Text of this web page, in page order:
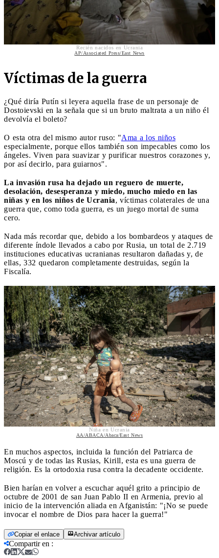
Recién nacidos en Ucrania
AP/Associated Press/East News
Víctimas de la guerra
¿Qué diría Putín si leyera aquella frase de un personaje de
Dostoievski en la señala que si un bruto maltrata a un niño él
devolvía el boleto?
O esta otra del mismo autor ruso: "Ama a los niños
especialmente, porque ellos también son impecables como los
ángeles. Viven para suavizar y purificar nuestros corazones y,
por así decirlo, para guiarnos".
La invasión rusa ha dejado un reguero de muerte,
desolación, desesperanza y miedo, mucho miedo en las
niñas y en los niños de Ucrania, víctimas colaterales de una
guerra que, como toda guerra, es un juego mortal de suma
cero.
Nada más recordar que, debido a los bombardeos y ataques de
diferente índole llevados a cabo por Rusia, un total de 2.719
instituciones educativas ucranianas resultaron dañadas y, de
ellas, 332 quedaron completamente destruidas, según la
Fiscalía.
Niña en Ucrania
AA/ABACA/Abaca/East News
En muchos aspectos, incluida la función del Patriarca de
Moscú y de todas las Rusias, Kirill, esta es una guerra de
religión. Es la ortodoxia rusa contra la decadente occidente.
Bien harían en volver a escuchar aquél grito a principio de
octubre de 2001 de san Juan Pablo II en Armenia, previo al
inicio de la intervención aliada en Afganistán: "¡No se puede
invocar el nombre de Dios para hacer la guerra!"
Copiar el enlace Archivar artículo
Compartir en :